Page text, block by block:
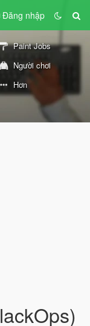
Đăng nhập
Paint Jobs
Người chơi
Hơn